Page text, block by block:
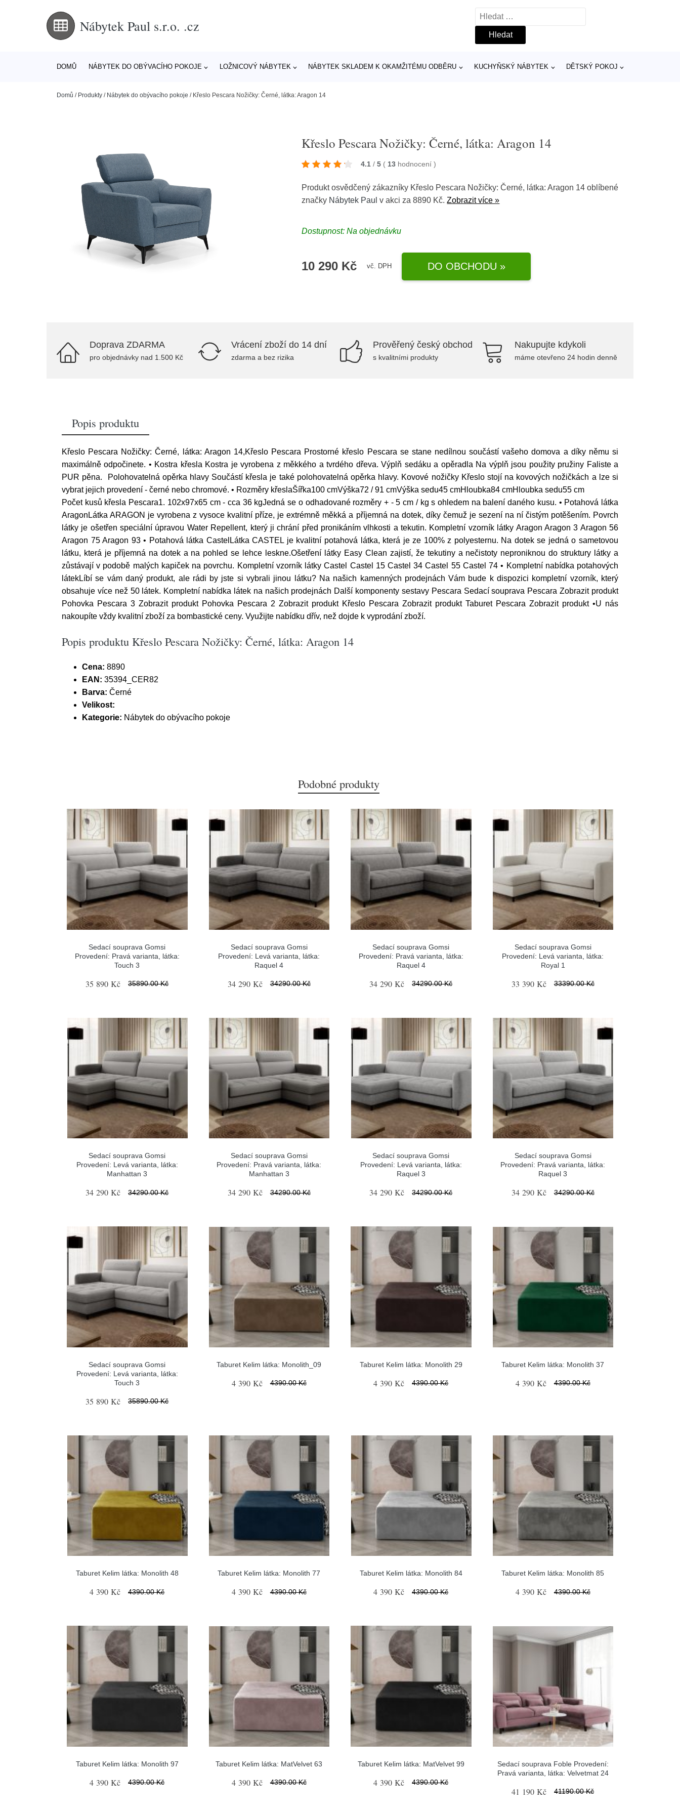
Nábytek Paul s.r.o. .cz
Vyhledávání
DOMŮ NÁBYTEK DO OBÝVACÍHO POKOJE LOŽNICOVÝ NÁBYTEK NÁBYTEK SKLADEM K OKAMŽITÉMU ODBĚRU KUCHYŇSKÝ NÁBYTEK DĚTSKÝ POKOJ
Domů / Produkty / Nábytek do obývacího pokoje / Křeslo Pescara Nožičky: Černé, látka: Aragon 14
Křeslo Pescara Nožičky: Černé, látka: Aragon 14
4.1 / 5 ( 13 hodnocení)
Produkt osvědčený zákazníky Křeslo Pescara Nožičky: Černé, látka: Aragon 14 oblíbené
značky Nábytek Paul v akci za 8890 Kč.Zobrazit více »
Dostupnost: Na objednávku
10 290 Kč vč. DPH DO OBCHODU »
Doprava ZDARMA
pro objednávky nad 1.500 Kč
Vrácení zboží do 14 dní
zdarma a bez rizika
Prověřený český obchod
s kvalitními produkty
Nakupujte kdykoli
máme otevřeno 24 hodin denně
Popis produktu
Křeslo Pescara Nožičky: Černé, látka: Aragon 14,Křeslo Pescara Prostorné křeslo Pescara se stane nedílnou součástí vašeho domova a díky němu si
maximálně odpočinete. • Kostra křesla Kostra je vyrobena z měkkého a tvrdého dřeva. Výplň sedáku a opěradla Na výplň jsou použity pružiny Faliste a
PUR pěna. Polohovatelná opěrka hlavy Součástí křesla je také polohovatelná opěrka hlavy. Kovové nožičky Křeslo stojí na kovových nožičkách a lze si
vybrat jejich provedení - černé nebo chromové. • Rozměry křeslaŠířka100 cmVýška72 / 91 cmVýška sedu45 cmHloubka84 cmHloubka sedu55 cm
Počet kusů křesla Pescara1. 102x97x65 cm - cca 36 kgJedná se o odhadované rozměry + - 5 cm / kg s ohledem na balení daného kusu. • Potahová látka
AragonLátka ARAGON je vyrobena z vysoce kvalitní příze, je extrémně měkká a příjemná na dotek, díky čemuž je sezení na ní čistým potěšením. Povrch
látky je ošetřen speciální úpravou Water Repellent, který ji chrání před pronikáním vlhkosti a tekutin. Kompletní vzorník látky Aragon Aragon 3 Aragon 56
Aragon 75 Aragon 93 • Potahová látka CastelLátka CASTEL je kvalitní potahová látka, která je ze 100% z polyesternu. Na dotek se jedná o sametovou
látku, která je příjemná na dotek a na pohled se lehce leskne.Ošetření látky Easy Clean zajistí, že tekutiny a nečistoty neproniknou do struktury látky a
zůstávají v podobě malých kapiček na povrchu. Kompletní vzorník látky Castel Castel 15 Castel 34 Castel 55 Castel 74 • Kompletní nabídka potahových
látekLíbí se vám daný produkt, ale rádi by jste si vybrali jinou látku? Na našich kamenných prodejnách Vám bude k dispozici kompletní vzorník, který
obsahuje více než 50 látek. Kompletní nabídka látek na našich prodejnách Další komponenty sestavy Pescara Sedací souprava Pescara Zobrazit produkt
Pohovka Pescara 3 Zobrazit produkt Pohovka Pescara 2 Zobrazit produkt Křeslo Pescara Zobrazit produkt Taburet Pescara Zobrazit produkt •U nás
nakoupíte vždy kvalitní zboží za bombastické ceny. Využijte nabídku dřív, než dojde k vyprodání zboží.
Popis produktu Křeslo Pescara Nožičky: Černé, látka: Aragon 14
Cena: 8890
EAN: 35394_CER82
Barva: Černé
Velikost:
Kategorie: Nábytek do obývacího pokoje
Podobné produkty
Sedací souprava Gomsi
Provedení: Pravá varianta, látka:
Touch 3
35 890 Kč 35890.00 Kč
Sedací souprava Gomsi
Provedení: Levá varianta, látka:
Raquel 4
34 290 Kč 34290.00 Kč
Sedací souprava Gomsi
Provedení: Pravá varianta, látka:
Raquel 4
34 290 Kč 34290.00 Kč
Sedací souprava Gomsi
Provedení: Levá varianta, látka:
Royal 1
33 390 Kč 33390.00 Kč
Sedací souprava Gomsi
Provedení: Levá varianta, látka:
Manhattan 3
34 290 Kč 34290.00 Kč
Sedací souprava Gomsi
Provedení: Pravá varianta, látka:
Manhattan 3
34 290 Kč 34290.00 Kč
Sedací souprava Gomsi
Provedení: Levá varianta, látka:
Raquel 3
34 290 Kč 34290.00 Kč
Sedací souprava Gomsi
Provedení: Pravá varianta, látka:
Raquel 3
34 290 Kč 34290.00 Kč
Sedací souprava Gomsi
Provedení: Levá varianta, látka:
Touch 3
35 890 Kč 35890.00 Kč
Taburet Kelim látka: Monolith_09
4 390 Kč 4390.00 Kč
Taburet Kelim látka: Monolith 29
4 390 Kč 4390.00 Kč
Taburet Kelim látka: Monolith 37
4 390 Kč 4390.00 Kč
Taburet Kelim látka: Monolith 48
4 390 Kč 4390.00 Kč
Taburet Kelim látka: Monolith 77
4 390 Kč 4390.00 Kč
Taburet Kelim látka: Monolith 84
4 390 Kč 4390.00 Kč
Taburet Kelim látka: Monolith 85
4 390 Kč 4390.00 Kč
Taburet Kelim látka: Monolith 97
4 390 Kč 4390.00 Kč
Taburet Kelim látka: MatVelvet 63
4 390 Kč 4390.00 Kč
Taburet Kelim látka: MatVelvet 99
4 390 Kč 4390.00 Kč
Sedací souprava Foble Provedení:
Pravá varianta, látka: Velvetmat 24
41 190 Kč 41190.00 Kč